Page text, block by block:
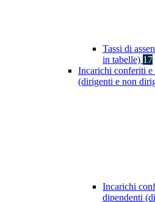
Tassi di
in tabelle) 17
Incarichi conferiti e
(dirigenti e non
Incarichi
dipendenti